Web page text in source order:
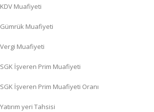
KDV Muafiyeti
Gümrük Muafiyeti
Vergi Muafiyeti
SGK İşveren Prim Muafiyeti
SGK İşveren Prim Muafiyeti Oranı
Yatırım yeri Tahsisi